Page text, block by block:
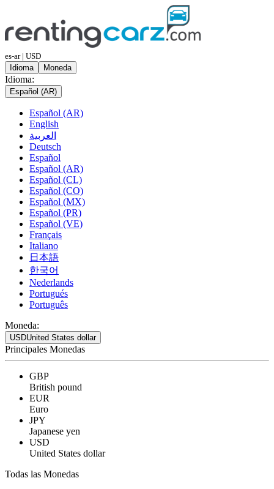
es-ar | USD
Idioma
Moneda
Idioma:
Español (AR)
Español (AR)
English
العربية
Deutsch
Español
Español (AR)
Español (CL)
Español (CO)
Español (MX)
Español (PR)
Español (VE)
Français
Italiano
日本語
한국어
Nederlands
Portugués
Português
Moneda:
USDUnited States dollar
Principales Monedas
GBP
British pound
EUR
Euro
JPY
Japanese yen
USD
United States dollar
Todas las Monedas